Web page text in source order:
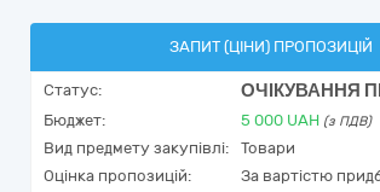
ЗАПИТ (ЦІНИ) ПРОПОЗИЦІЙ
Статус: ОЧІКУВАННЯ
Бюджет: 5 000 UAH (з ПДВ)
Вид предмету закупівлі:
Товари
Оцінка пропозицій:
За вартістю